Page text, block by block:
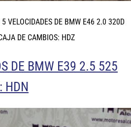
VELOCIDADES DE BMW E46 2.0 320D
DE CAMBIOS: HDZ
DE BMW E39 2.5 525
HDN